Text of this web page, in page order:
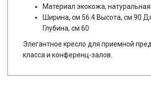
Материал экокожа,
Ширина, см 56.4 Высота, см 90
Глубина, см 60
Элегантное кресло для приемной
класса и конференц-залов.